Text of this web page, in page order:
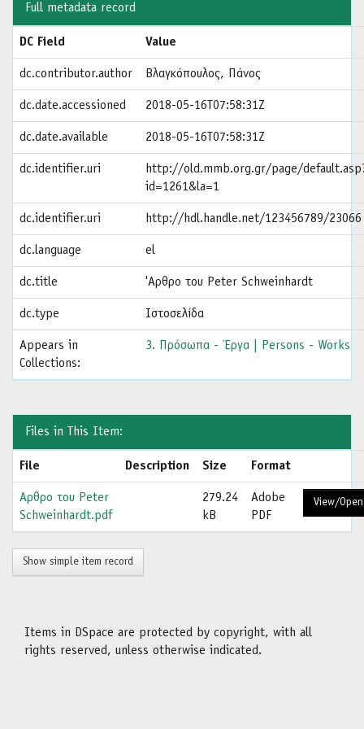
Full metadata record
DC Field Value
dc.contributor.author Βλαγκόπουλος, Πάνος
dc.date.accessioned 2018-05-16T07:58:31Z
dc.date.available 2018-05-16T07:58:31Z
dc.identifier.uri
http://old.mmb.org.gr/page/
id=1261&la=1
dc.identifier.uri http://hdl.handle.net/123456789/23066
dc.language el
dc.title 'Αρθρο του Peter Schweinhardt
dc.type Ιστοσελίδα
Appears in
Collections:
3. Πρόσωπα - Έργα | Persons - Works
Files in This Item:
File Description Size Format
Αρθρο του Peter
Schweinhardt.pdf
279.24
kB
Adobe
PDF
View/Open
Show simple item record
Items in DSpace are protected by copyright, with all
rights reserved, unless otherwise indicated.